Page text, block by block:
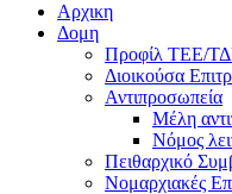
Αρχικη
Δομη
Προφίλ ΤΕΕ/
Διοικούσα
Αντιπροσωπεία
Μέλη
Νόμος
Πειθαρχικό
Νομαρχιακές